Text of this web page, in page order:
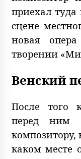
приехал
сцене
новая
творении
Венский
После того
перед ним
композитору,
каком месте